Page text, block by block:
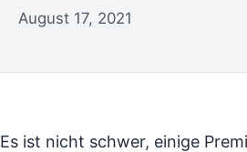
August 17, 2021
Es ist nicht schwer, einige